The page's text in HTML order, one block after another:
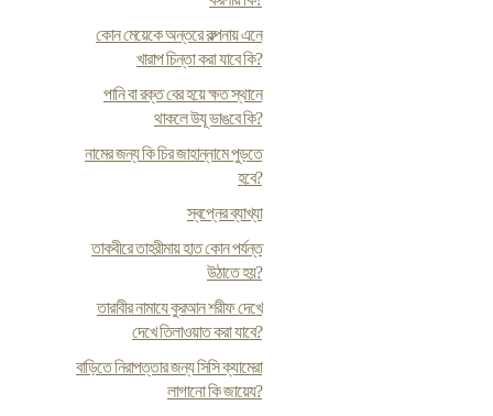
কোন মেয়েকে অন্তরে কল্পনায় এনে
খারাপ চিন্তা করা যাবে কি?
পানি বা রক্ত বের হয়ে ক্ষত স্থানে
থাকলে উযূ ভাঙবে কি?
নামের জন্য কি চির জাহান্নামে পুড়তে
হবে?
স্বপ্নের ব্যাখ্যা
তাকবীরে তাহরীমায় হাত কোন পর্যন্ত
উঠাতে হয়?
তারাবীর নামাযে কুরআন শরীফ দেখে
দেখে তিলাওয়াত করা যাবে?
বাড়িতে নিরাপত্তার জন্য সিসি ক্যামেরা
লাগানো কি জায়েয?